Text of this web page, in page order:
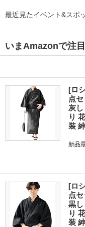
最近見たイベント&スポ
いまAmazonで注
[ロ
点
灰
り
装
新品
[ロ
点
黒
り
装